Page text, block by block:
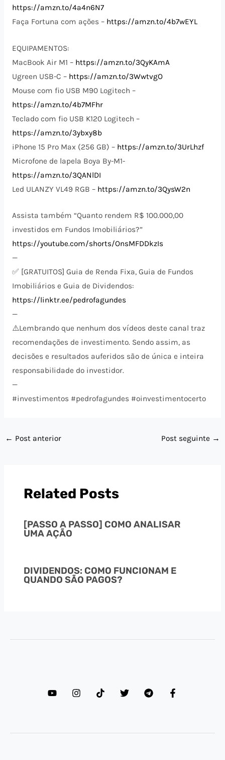
https://amzn.to/4a4n6N7
Faça Fortuna com ações – https://amzn.to/4b7wEYL
EQUIPAMENTOS:
MacBook Air M1 – https://amzn.to/3QyKAmA
Ugreen USB-C – https://amzn.to/3WwtvgO
Mouse com fio USB M90 Logitech –
https://amzn.to/4b7MFhr
Teclado com fio USB K120 Logitech –
https://amzn.to/3ybxy8b
iPhone 15 Pro Max (256 GB) – https://amzn.to/3UrLhzf
Microfone de lapela Boya By-M1-
https://amzn.to/3QANlDI
Led ULANZY VL49 RGB – https://amzn.to/3QysW2n
Assista também “Quanto rendem R$ 100.000,00
investidos em Fundos Imobiliários?”
https://youtube.com/shorts/OnsMFDDkzIs
—
✅ [GRATUITOS] Guia de Renda Fixa, Guia de Fundos
Imobiliários e Guia de Dividendos:
https://linktr.ee/pedrofagundes
—
⚠️​Lembrando que nenhum dos vídeos deste canal traz
recomendações de investimento. Sendo assim, as
decisões e resultados auferidos são de única e inteira
responsabilidade do investidor.
—
#investimentos #pedrofagundes #oinvestimentocerto
← Post anterior Post seguinte →
Related Posts
[PASSO A PASSO] COMO ANALISAR
UMA AÇÃO
DIVIDENDOS: COMO FUNCIONAM E
QUANDO SÃO PAGOS?